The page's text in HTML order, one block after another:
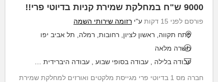
9000 ש"ח במחלקת שמירת קניות בדיוטי פרי!!
פורסם לפני 15 דקות ע"י רזומה שירותי השמה
פתח תקווה, ראשון לציון, רחובות, רמלה, תל אביב יפו
משרה מלאה
עבודה בלילה
עבודה בסופי שבוע עבודה היברידית
חברה מס 1 בדיוטי פרי מגייסת מלקטים ואורזים למחלקת שמירת